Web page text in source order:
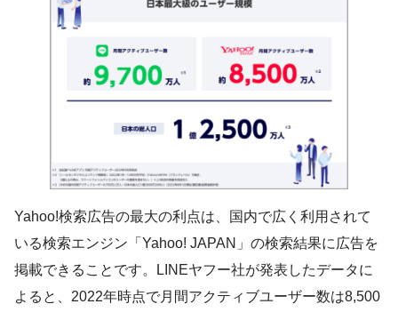
Yahoo!検索広告の最大の利点は、国内で広く利用されて
いる検索エンジン「Yahoo! JAPAN」の検索結果に広告を
掲載できることです。LINEヤフー社が発表したデータに
よると、2022年時点で月間アクティブユーザー数は8,500